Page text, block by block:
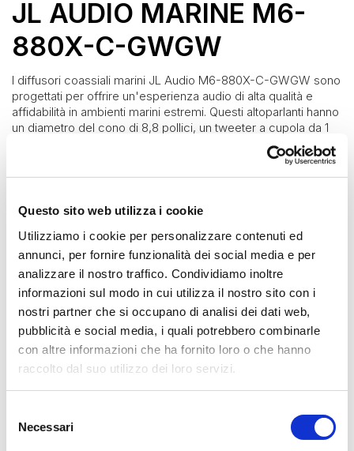
Questo sito web utilizza i cookie
Utilizziamo i cookie per personalizzare contenuti ed
annunci, per fornire funzionalità dei social media e per
analizzare il nostro traffico. Condividiamo inoltre
informazioni sul modo in cui utilizza il nostro sito con i
nostri partner che si occupano di analisi dei dati web,
pubblicità e social media, i quali potrebbero combinarle
con altre informazioni che ha fornito loro o che hanno
raccolto dal suo utilizzo dei loro servizi.
delNecessari
JL AUDIO MARINE M6-
880X-C-GWGW
I diffusori coassiali marini JL Audio M6-880X-C-GWGW sono
progettati per offrire un'esperienza audio di alta qualità e
affidabilità in ambienti marini estremi. Questi altoparlanti hanno
un diametro del cono di 8,8 pollici, un tweeter a cupola da 1
pollice e un crossover di precisione per fornire un suono
potente e cristallino in grado di coprire un'ampia gamma di
frequenze.
potenza di picco di 375 watt per altoparlante garantiscono
una riproduzione del suono potente e nitida anche in
condizioni di alta pressione acustica.
La finitura bianca resistente agli agenti atmosferici e ai raggi
UV garantisce la massima durata e protezione per gli
altoparlanti anche in condizioni di esposizione alle intemperie
marine.
Inoltre, questi altoparlanti sono progettati con un cono in
polipropilene co-iniettato, una bobina mobile in rame per la
dissipazione del calore e un'impedenza di 4 ohm,
garantendo una riproduzione del suono nitida e dettagliata in
Infine, la tecnologia di illuminazione a LED RGB con 12 opzioni